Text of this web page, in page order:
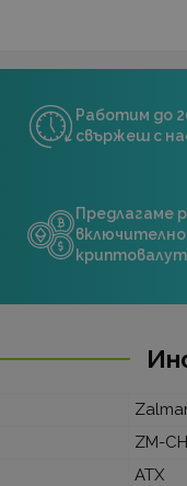
Работим до
свържеш с
Предлагаме
ZM-
ATX